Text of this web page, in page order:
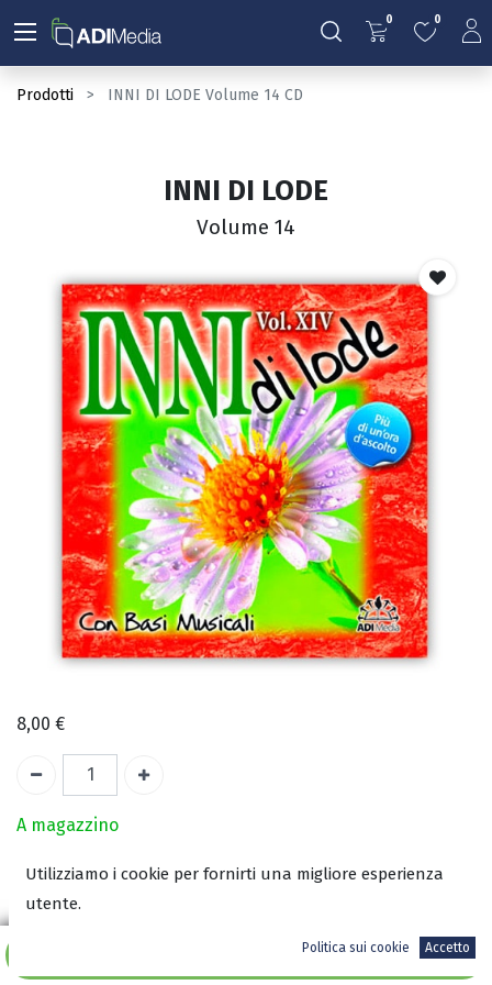
0 0
Prodotti INNI DI LODE Volume 14 CD
Aggiungi al carrello
INNI DI LODE
Volume 14
8,00 €
A magazzino
Utilizziamo i cookie per fornirti una migliore esperienza
utente.
Politica sui cookie Accetto